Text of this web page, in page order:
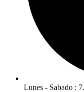
Lunes - Sabado :